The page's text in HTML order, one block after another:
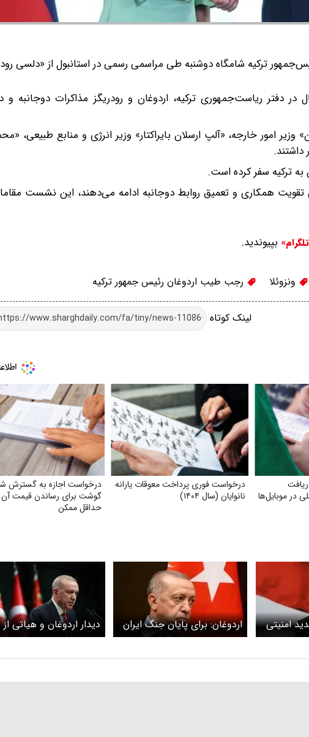
ترکیه شامگاه دوشنبه طی مراسمی رسمی در استانبول از «دلسی
در دفتر ریاست‌جمهوری ترکیه، اردوغان و رودریگز مذاکرات دوجانبه
امور خارجه، «آلپ ارسلان بایراکتار» وزیر انرژی و منابع طبیعی،
داشتند.
به ترکیه سفر کرده است.
تقویت همکاری و تعمیق روابط دوجانبه ادامه می‌دهند، این نشست
بپیوندید.
ونزوئلا رجب طیب اردوغان رئیس جمهور ترکیه
لینک کوتاه
در موبایل‌ها
درخواست فوری پرداخت معوقات یارانه
نانوایان (سال ۱۴۰۴)
درخواست اجازه به گسترش
گوشت برای رساندن قیمت آن
حداقل ممکن
امنیتی
اردوغان: برای پایان جنگ ایران
تلاش می کنیم
دیدار اردوغان و هیاتی از
حماس